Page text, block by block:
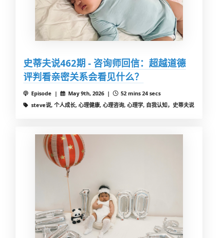
史蒂夫说462期 - 咨询师回信：超越道德
评判看亲密关系会看见什么？
Episode | May 9th, 2026 |
52 mins 24 secs
steve说, 个人成长, 心理健康, 心理咨询, 心理学, 自我认知，史蒂夫说